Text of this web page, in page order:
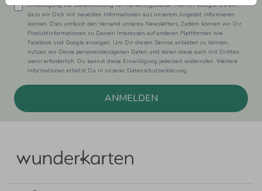
Einwilligung zur Datennutzung für Marketingzwecke: Hiermit willigst Du ein,
dass wir Dich mit neuesten Informationen aus unserem Angebot informieren
können. Dies umfasst den Versand unseres Newsletters. Zudem können wir Dir
Produktinformationen zu Deinen Interessen auf anderen Plattformen wie
Facebook und Google anzeigen. Um Dir diesen Service anbieten zu können,
nutzen wir Deine personenbezogenen Daten und teilen diese auch mit Dritten,
wenn erforderlich. Du kannst diese Einwilligung jederzeit widerrufen. Weitere
Informationen erhätst Du in unserer Datenschutzerklärung.
ANMELDEN